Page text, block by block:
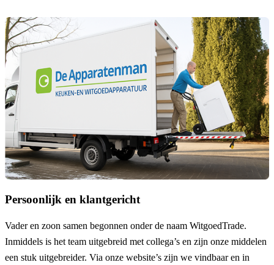
Persoonlijk en klantgericht
Vader en zoon samen begonnen onder de naam WitgoedTrade.
Inmiddels is het team uitgebreid met collega’s en zijn onze middelen
een stuk uitgebreider. Via onze website’s zijn we vindbaar en in